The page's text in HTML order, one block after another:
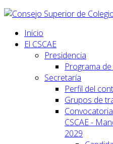
Inicio
El CSCAE
Presidencia
Programa
Secretaría
Perfil del
Grupos de
CSCAE -
2029